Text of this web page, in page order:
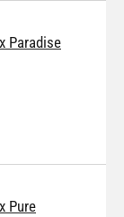
Paradise
Pure